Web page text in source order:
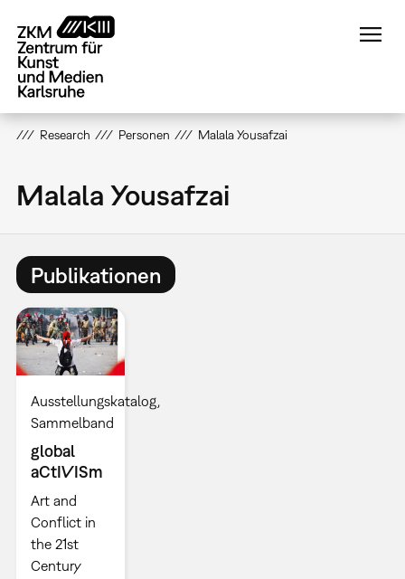
zum
Inhalt
Research Personen Malala Yousafzai
Malala Yousafzai
Publikationen
Ausstellungskatalog
Sammelband
global
aCtIVISm
Art and
Conflict in
the 21st
Century